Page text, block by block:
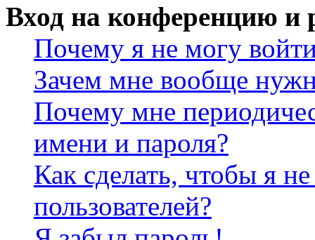
Вход на конференцию и
Почему я не могу
Зачем мне вообще
Почему мне
имени и пароля?
Как сделать, чтобы я
пользователей?